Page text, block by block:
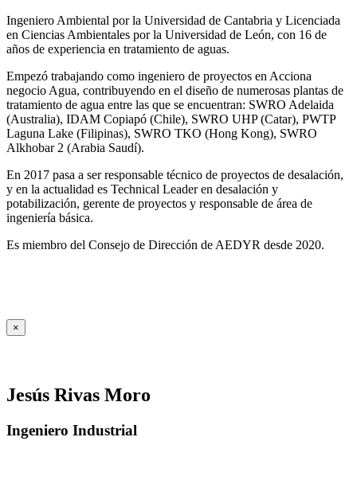
Ingeniero Ambiental por la Universidad de Cantabria y Licenciada
en Ciencias Ambientales por la Universidad de León, con 16 de
años de experiencia en tratamiento de aguas.
Empezó trabajando como ingeniero de proyectos en Acciona
negocio Agua, contribuyendo en el diseño de numerosas plantas de
tratamiento de agua entre las que se encuentran: SWRO Adelaida
(Australia), IDAM Copiapó (Chile), SWRO UHP (Catar), PWTP
Laguna Lake (Filipinas), SWRO TKO (Hong Kong), SWRO
Alkhobar 2 (Arabia Saudí).
En 2017 pasa a ser responsable técnico de proyectos de desalación,
y en la actualidad es Technical Leader en desalación y
potabilización, gerente de proyectos y responsable de área de
ingeniería básica.
Es miembro del Consejo de Dirección de AEDYR desde 2020.
×
Jesús Rivas Moro
Ingeniero Industrial